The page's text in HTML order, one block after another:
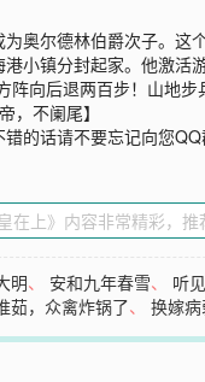
奥尔德林伯爵次子。
小镇分封起家。他激
阵向后退两百步！山地
，不阑尾】
错的话请不要忘记向您
明、 安和九年春雪、 听
茹，众禽炸锅了、换嫁